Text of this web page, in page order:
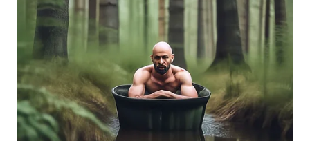
PERSONA
OTOMOTIF
WAHANA
HEALTH